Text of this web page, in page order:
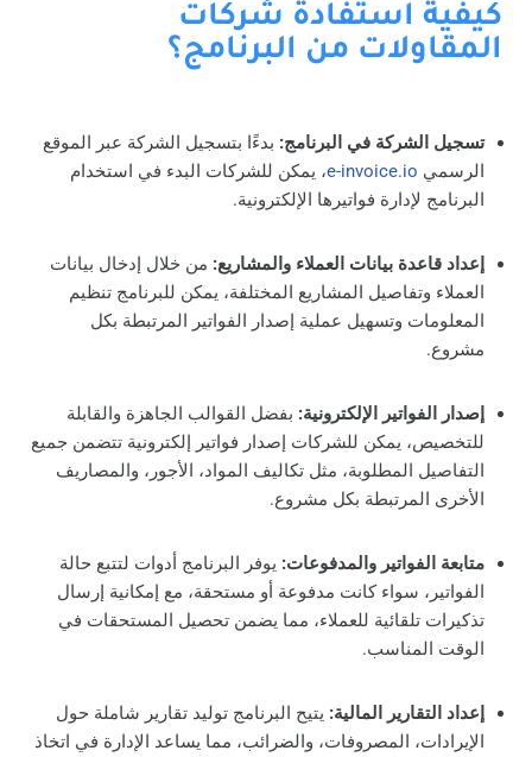
كيفية استفادة شركات
المقاولات من البرنامج؟
تسجيل الشركة في البرنامج: بدءًا بتسجيل الشركة عبر الموقع
الرسمي e-invoice.io، يمكن للشركات البدء في استخدام
البرنامج لإدارة فواتيرها الإلكترونية.
إعداد قاعدة بيانات العملاء والمشاريع: من خلال إدخال بيانات
العملاء وتفاصيل المشاريع المختلفة، يمكن للبرنامج تنظيم
المعلومات وتسهيل عملية إصدار الفواتير المرتبطة بكل
مشروع.
إصدار الفواتير الإلكترونية: بفضل القوالب الجاهزة والقابلة
للتخصيص، يمكن للشركات إصدار فواتير إلكترونية تتضمن جميع
التفاصيل المطلوبة، مثل تكاليف المواد، الأجور، والمصاريف
الأخرى المرتبطة بكل مشروع.
متابعة الفواتير والمدفوعات: يوفر البرنامج أدوات لتتبع حالة
الفواتير، سواء كانت مدفوعة أو مستحقة، مع إمكانية إرسال
تذكيرات تلقائية للعملاء، مما يضمن تحصيل المستحقات في
الوقت المناسب.
إعداد التقارير المالية: يتيح البرنامج توليد تقارير شاملة حول
الإيرادات، المصروفات، والضرائب، مما يساعد الإدارة في اتخاذ